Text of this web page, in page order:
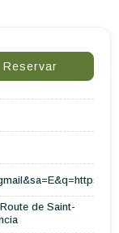
Reservar
de Saint-